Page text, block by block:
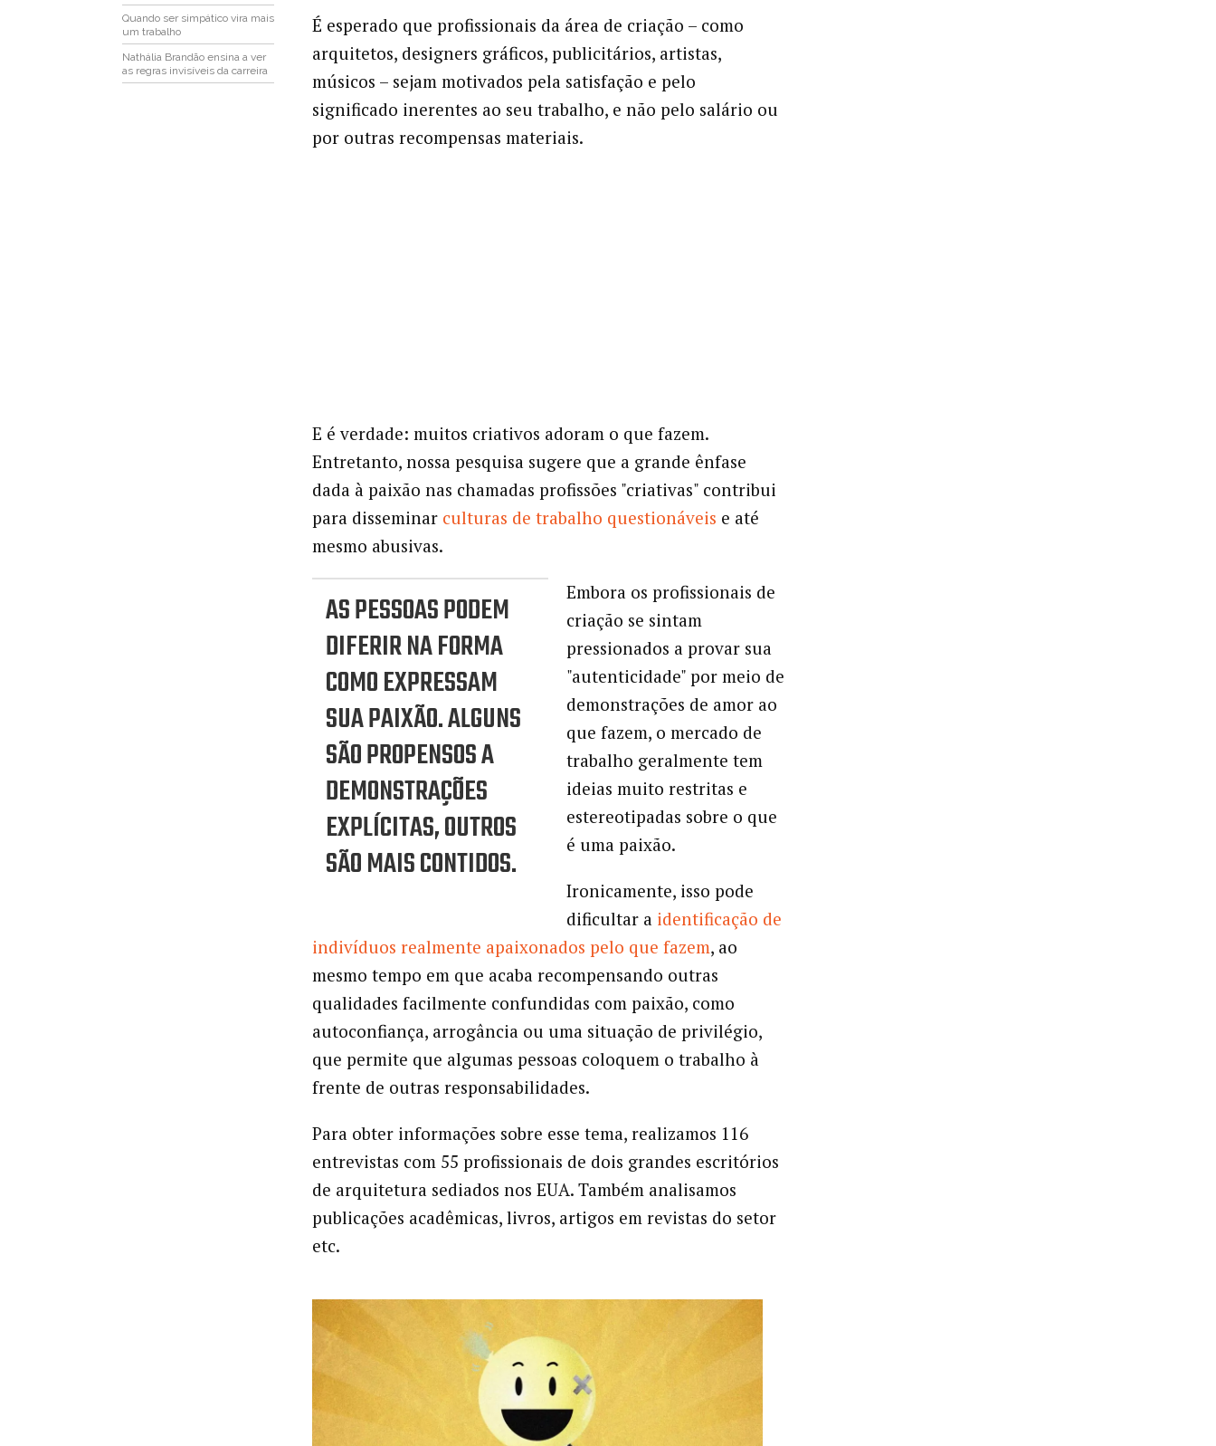
Quando ser simpático vira mais
um trabalho
Nathália Brandão ensina a ver
as regras invisíveis da carreira
É esperado que profissionais da área de criação – como
arquitetos, designers gráficos, publicitários, artistas,
músicos – sejam motivados pela satisfação e pelo
significado inerentes ao seu trabalho, e não pelo salário ou
por outras recompensas materiais.
E é verdade: muitos criativos adoram o que fazem.
Entretanto, nossa pesquisa sugere que a grande ênfase
dada à paixão nas chamadas profissões "criativas" contribui
para disseminar culturas de trabalho questionáveis e até
mesmo abusivas.
AS PESSOAS PODEM
DIFERIR NA FORMA
COMO EXPRESSAM
SUA PAIXÃO. ALGUNS
SÃO PROPENSOS A
DEMONSTRAÇÕES
EXPLÍCITAS, OUTROS
SÃO MAIS CONTIDOS.
Embora os profissionais de
criação se sintam
pressionados a provar sua
"autenticidade" por meio de
demonstrações de amor ao
que fazem, o mercado de
trabalho geralmente tem
ideias muito restritas e
estereotipadas sobre o que
é uma paixão.
Ironicamente, isso pode
dificultar a identificação de
indivíduos realmente apaixonados pelo que fazem, ao
mesmo tempo em que acaba recompensando outras
qualidades facilmente confundidas com paixão, como
autoconfiança, arrogância ou uma situação de privilégio,
que permite que algumas pessoas coloquem o trabalho à
frente de outras responsabilidades.
Para obter informações sobre esse tema, realizamos 116
entrevistas com 55 profissionais de dois grandes escritórios
de arquitetura sediados nos EUA. Também analisamos
publicações acadêmicas, livros, artigos em revistas do setor
etc.